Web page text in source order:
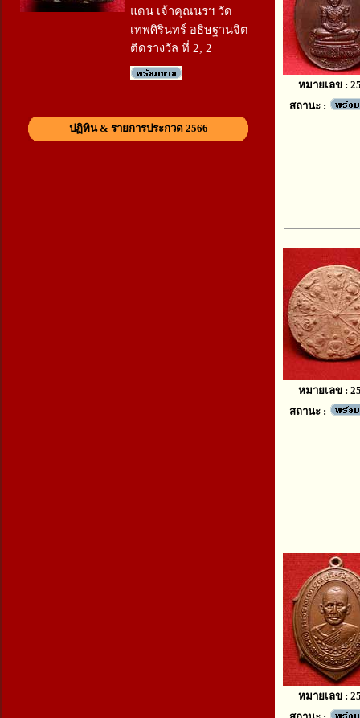
แดน เจ้าคุณนรฯ วัด
เทพศิรินทร์ อธิษฐานจิต
ติดรางวัล ที่ 2, 2
ปฏิทิน & รายการประกวด 2566
หมายเลข :
สถานะ :
หมายเลข :
สถานะ :
หมายเลข :